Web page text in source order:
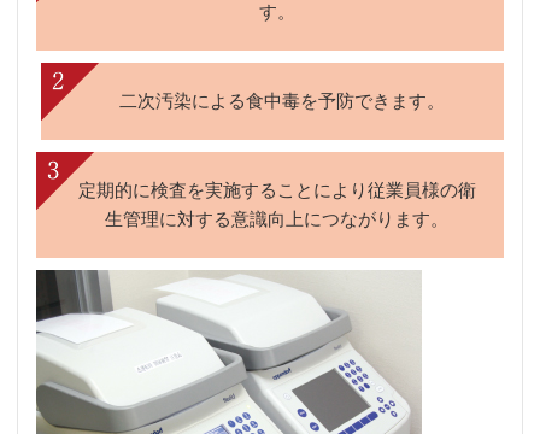
す。
二次汚染による食中毒を予防できます。
定期的に検査を実施することにより従業員様の衛
生管理に対する意識向上につながります。